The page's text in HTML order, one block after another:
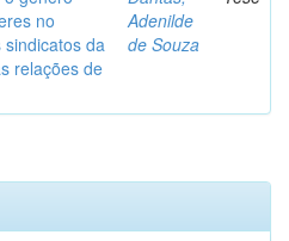
no
da
relações de
Adenilde
de Souza